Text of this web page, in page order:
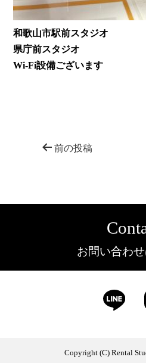
和歌山市駅前スタジオ
県庁前スタジオ
Wi-Fi設備ございます
前の投稿
お問い合わ
Copyright (C) Rental